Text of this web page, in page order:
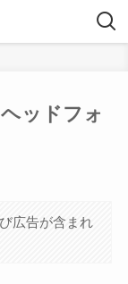
ッドフォ
広告が含まれ